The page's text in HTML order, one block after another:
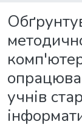
учнів